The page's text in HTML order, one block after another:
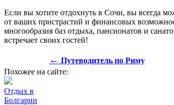
Если вы хотите отдохнуть в Сочи, вы всегда
от ваших пристрастий и финансовых
многообразия баз отдыха, пансионатов и
встречает своих гостей!
← Путеводитель по Риму
Похожее на сайте:
Отдых в
Болгарии